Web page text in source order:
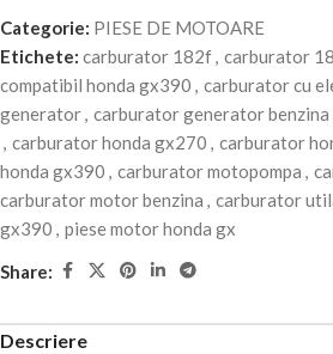
Categorie: PIESE DE MOTOARE
Etichete: carburator 182f, carburator
compatibil honda gx390 , carburator cu
generator, carburator generator benzina
, carburator honda gx270 , carburator
honda gx390 , carburator motopompa ,
carburator motor benzina , carburator
gx390 , piese motor honda gx
Share:
Descriere